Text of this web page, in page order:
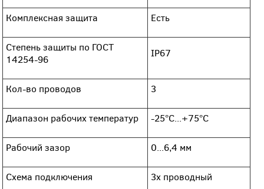
Комплексная защита Есть
Степень защиты по ГОСТ
14254-96
IP67
Кол-во проводов 3
Диапазон рабочих температур -25°С...+75°С
Рабочий зазор 0...6,4 мм
Схема подключения 3х проводный